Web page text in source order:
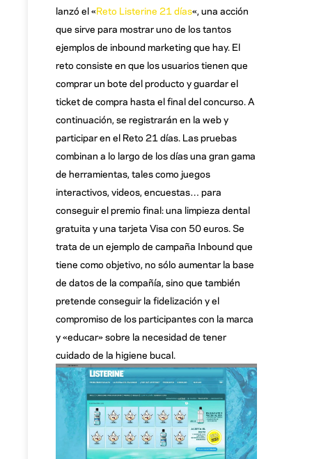
lanzó el «Reto Listerine 21 días«, una acción
que sirve para mostrar uno de los tantos
ejemplos de inbound marketing que hay. El
reto consiste en que los usuarios tienen que
comprar un bote del producto y guardar el
ticket de compra hasta el final del concurso. A
continuación, se registrarán en la web y
participar en el Reto 21 días. Las pruebas
combinan a lo largo de los días una gran gama
de herramientas, tales como juegos
interactivos, videos, encuestas… para
conseguir el premio final: una limpieza dental
gratuita y una tarjeta Visa con 50 euros. Se
trata de un ejemplo de campaña Inbound que
tiene como objetivo, no sólo aumentar la base
de datos de la compañía, sino que también
pretende conseguir la fidelización y el
compromiso de los participantes con la marca
y «educar» sobre la necesidad de tener
cuidado de la higiene bucal.